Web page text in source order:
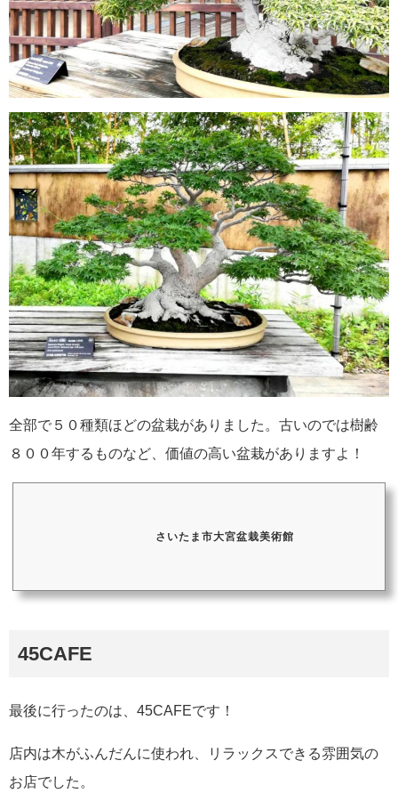
全部で５０種類ほどの盆栽がありました。古いのでは樹齢
８００年するものなど、価値の高い盆栽がありますよ！
さいたま市大宮盆栽美術館
45CAFE
最後に行ったのは、45CAFEです！
店内は木がふんだんに使われ、リラックスできる雰囲気の
お店でした。